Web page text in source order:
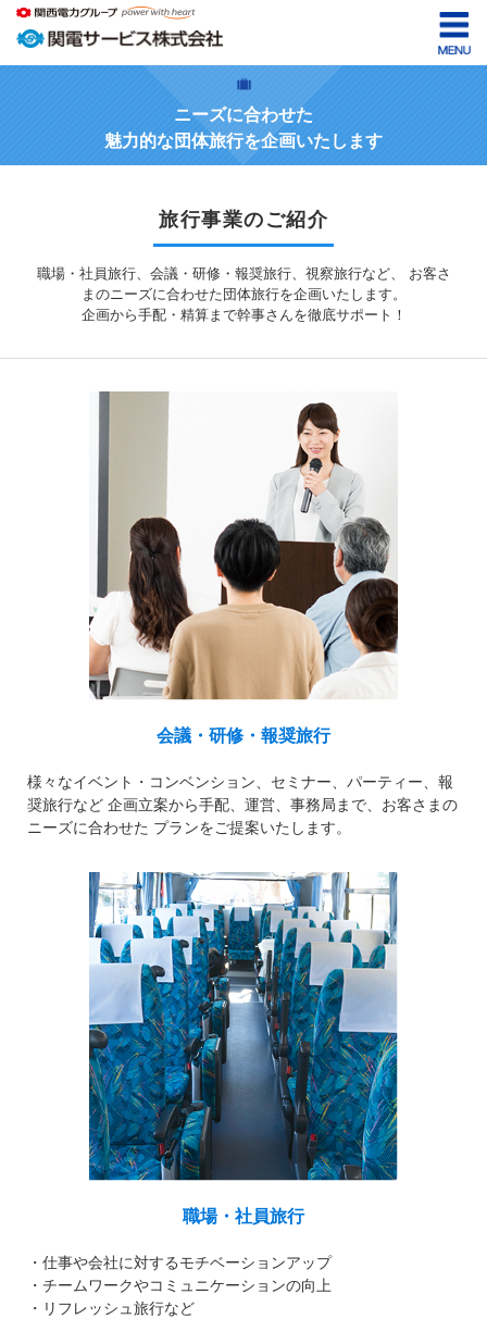
ニーズに合わせた
魅力的な団体旅行を企画いたします
旅行事業のご紹介
職場・社員旅行、会議・研修・報奨旅行、視察旅行など、 お客さ
まのニーズに合わせた団体旅行を企画いたします。
企画から手配・精算まで幹事さんを徹底サポート！
会議・研修・報奨旅行
様々なイベント・コンベンション、セミナー、パーティー、報
奨旅行など 企画立案から手配、運営、事務局まで、お客さまの
ニーズに合わせた プランをご提案いたします。
職場・社員旅行
仕事や会社に対するモチベーションアップ
チームワークやコミュニケーションの向上
リフレッシュ旅行など